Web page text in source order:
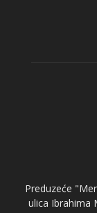
Preduzeće
ulica Ibrahima